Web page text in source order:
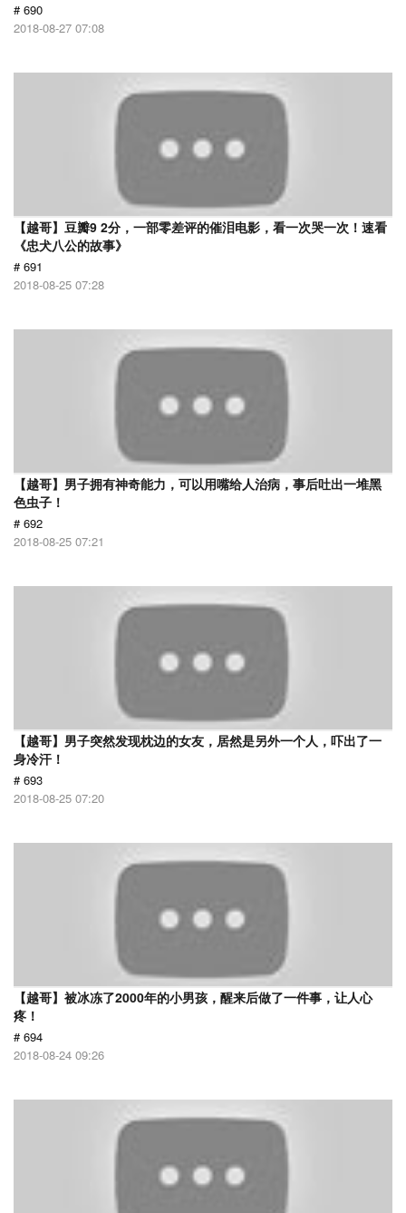
# 690
2018-08-27 07:08
【越哥】豆瓣9 2分，一部零差评的催泪电影，看一次哭一次！速看
《忠犬八公的故事》
# 691
2018-08-25 07:28
【越哥】男子拥有神奇能力，可以用嘴给人治病，事后吐出一堆黑
色虫子！
# 692
2018-08-25 07:21
【越哥】男子突然发现枕边的女友，居然是另外一个人，吓出了一
身冷汗！
# 693
2018-08-25 07:20
【越哥】被冰冻了2000年的小男孩，醒来后做了一件事，让人心
疼！
# 694
2018-08-24 09:26